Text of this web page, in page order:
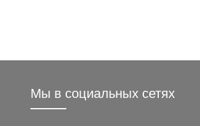
Мы в социальных сетях